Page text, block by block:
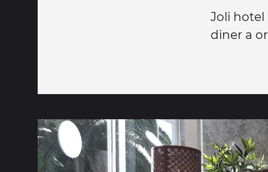
Joli hotel
diner a